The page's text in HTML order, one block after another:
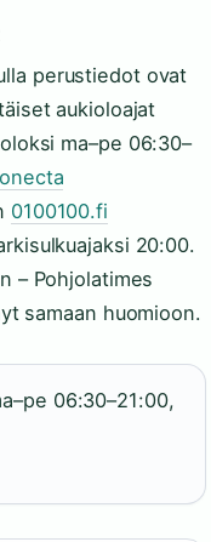
perustiedot ovat
aukioloajat
ma–pe 06:30–
0100100.fi
20:00.
– Pohjolatimes
samaan huomioon.
06:30–21:00,